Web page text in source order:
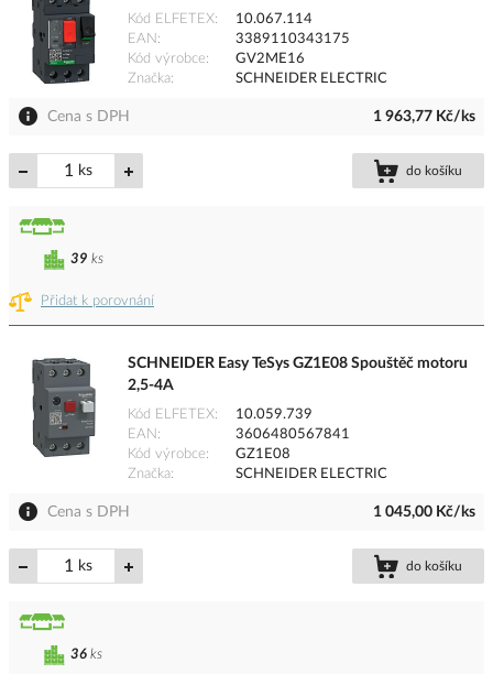
Kód ELFETEX
10.067.114
EAN
3389110343175
Kód výrobce
GV2ME16
Značka
SCHNEIDER ELECTRIC
Cena s DPH 1 963,77 Kč/ks
ks do košíku
Přidat k porovnání
39 ks
SCHNEIDER Easy TeSys GZ1E08 Spouštěč motoru
2,5-4A
Kód ELFETEX
10.059.739
EAN
3606480567841
Kód výrobce
GZ1E08
Značka
SCHNEIDER ELECTRIC
Cena s DPH 1 045,00 Kč/ks
ks do košíku
36 ks